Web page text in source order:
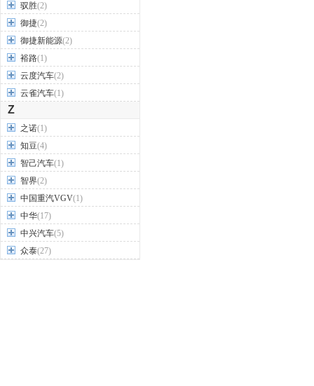
驭胜(2)
御捷(2)
御捷新能源(2)
裕路(1)
云度汽车(2)
云雀汽车(1)
Z
之诺(1)
知豆(4)
智己汽车(1)
智界(2)
中国重汽VGV(1)
中华(17)
中兴汽车(5)
众泰(27)